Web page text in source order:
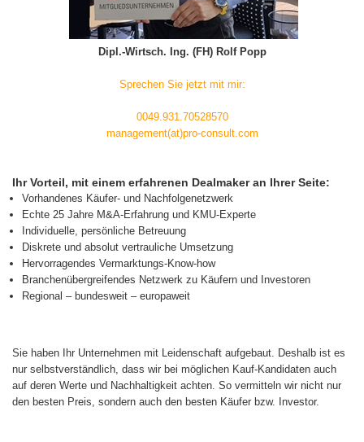
Dipl.-Wirtsch. Ing. (FH) Rolf Popp
Sprechen Sie jetzt mit mir:
0049.931.70528570
management(at)pro-consult.com
Ihr Vorteil, mit einem erfahrenen Dealmaker an Ihrer Seite:
Vorhandenes Käufer- und Nachfolgenetzwerk
Echte 25 Jahre M&A-Erfahrung und KMU-Experte
Individuelle, persönliche Betreuung
Diskrete und absolut vertrauliche Umsetzung
Hervorragendes Vermarktungs-Know-how
Branchenübergreifendes Netzwerk zu Käufern und Investoren
Regional – bundesweit – europaweit
Sie haben Ihr Unternehmen mit Leidenschaft aufgebaut. Deshalb ist es
nur selbstverständlich, dass wir bei möglichen Kauf-Kandidaten auch
auf deren Werte und Nachhaltigkeit achten. So vermitteln wir nicht nur
den besten Preis, sondern auch den besten Käufer bzw. Investor.